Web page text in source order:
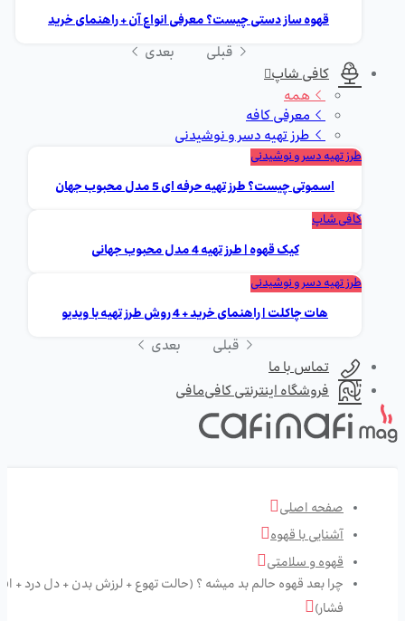
قهوه ساز دستی چیست؟ معرفی انواع آن + راهنمای خرید
قبلی
بعدی
کافی شاپ
همه
معرفی کافه
طرز تهیه دسر و نوشیدنی
طرز تهیه دسر و نوشیدنی
اسموتی چیست؟ طرز تهیه حرفه ای 5 مدل محبوب جهان
کافی شاپ
کیک قهوه | طرز تهیه 4 مدل محبوب جهانی
طرز تهیه دسر و نوشیدنی
هات چاکلت | راهنمای خرید + 4 روش طرز تهیه با ویدیو
قبلی
بعدی
تماس با ما
فروشگاه اینترنتی کافی‌مافی
صفحه اصلی
آشنایی با قهوه
قهوه و سلامتی
چرا بعد قهوه حالم بد میشه ؟ (حالت تهوع + لرزش بدن + دل درد +
فشار)